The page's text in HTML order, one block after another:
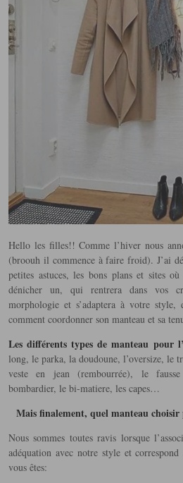
Hello les filles!! Comme l’hiver nous
(broouh il commence à faire froid). J’ai
petites astuces, les bons plans et sites
dénicher un, qui rentrera dans vos
morphologie et s’adaptera à votre
comment coordonner son manteau et sa
Les différents types de manteau pour
long, le parka, la doudoune, l’oversize, le
veste en jean (rembourrée), le
bombardier, le bi-matiere, les capes…
Mais finalement, quel manteau
Nous sommes toutes ravis lorsque
adéquation avec notre style et
vous êtes: